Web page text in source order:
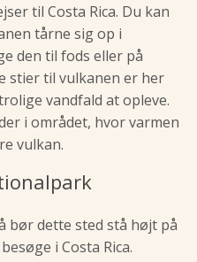
til Costa Rica. Du kan
tårne sig op i
den til fods eller på
stier til vulkanen er her
vandfald at opleve.
i området, hvor varmen
vulkan.
bør dette sted stå højt på
i Costa Rica.